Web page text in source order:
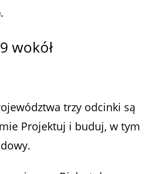
wokół
trzy odcinki są
Projektuj i buduj, w tym